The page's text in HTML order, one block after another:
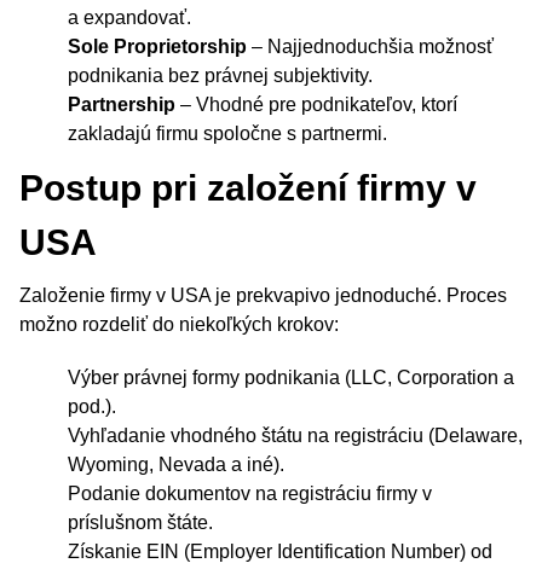
a expandovať.
Sole Proprietorship – Najjednoduchšia možnosť
podnikania bez právnej subjektivity.
Partnership – Vhodné pre podnikateľov, ktorí
zakladajú firmu spoločne s partnermi.
Postup pri založení firmy v
USA
Založenie firmy v USA je prekvapivo jednoduché. Proces
možno rozdeliť do niekoľkých krokov:
Výber právnej formy podnikania (LLC, Corporation a
pod.).
Vyhľadanie vhodného štátu na registráciu (Delaware,
Wyoming, Nevada a iné).
Podanie dokumentov na registráciu firmy v
príslušnom štáte.
Získanie EIN (Employer Identification Number) od